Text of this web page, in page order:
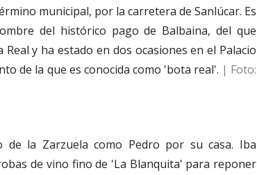
municipal, por la carretera de Sanlúcar. Es
del histórico pago de Balbaina, del que
y ha estado en dos ocasiones en el Palacio
de la que es conocida como 'bota real'. | Foto:
de la Zarzuela como Pedro por su casa. Iba
de vino fino de 'La Blanquita' para reponer